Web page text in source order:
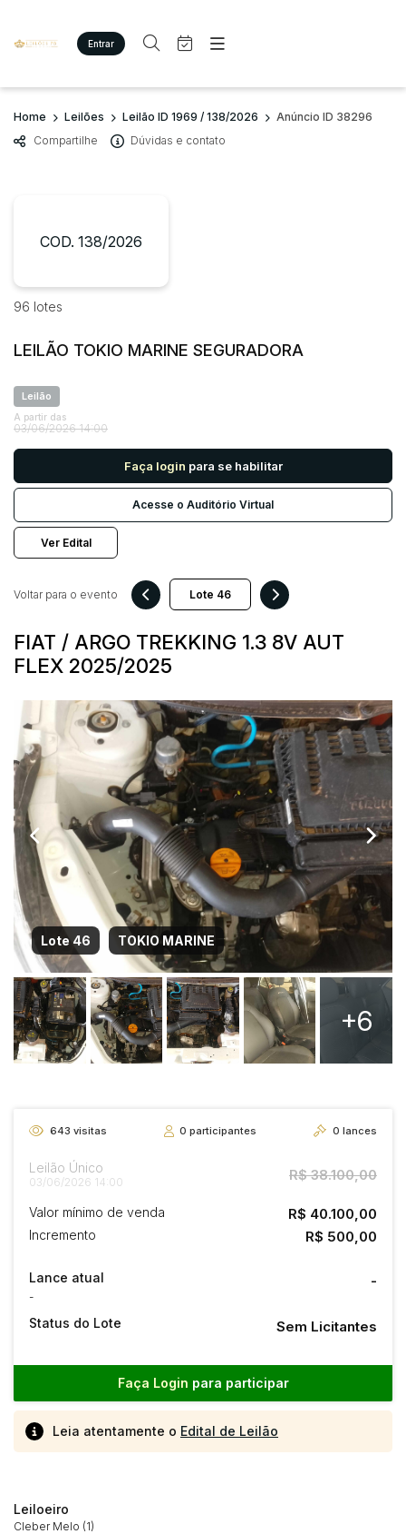
Entrar
Criar conta Entrar
Site
Agenda
Quem Somos
Imóveis
Veículos
Carros
Utilitário
Busca por palavra-chave
Bairro
Judiciais Extrajudiciais
R$
Quem Somos
Home Leilões Leilão ID 1969 / 138/2026
Anúncio ID 38296
Compartilhe
Dúvidas e contato
COD. 138/2026
96 lotes
LEILÃO TOKIO MARINE SEGURADORA
Leilão
A partir das
03/06/2026 14:00
Faça login para se habilitar
Acesse o Auditório Virtual
Ver Edital
FIAT / ARGO TREKKING 1.3 8V AUT
FLEX 2025/2025
Voltar para o evento
Lote 46 TOKIO MARINE
+6
643 visitas 0participantes 0 lances
Leilão Único
03/06/2026 14:00 R$ 38.100,00
Valor mínimo de venda R$ 40.100,00
Incremento R$ 500,00
Lance atual
-
-
Status do Lote Sem Licitantes
Faça Login para participar
Leia atentamente o Edital de Leilão
Leiloeiro
Cleber Melo (1)